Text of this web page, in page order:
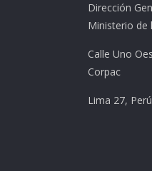
Dirección
Ministerio de
Calle Uno
Corpac
Lima 27, Perú